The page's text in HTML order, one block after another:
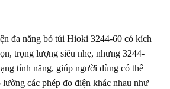
đa năng bỏ túi Hioki 3244-60 có kích
trọng lượng siêu nhẹ, nhưng 3244-
tính năng, giúp người dùng có thể
các phép đo điện khác nhau như